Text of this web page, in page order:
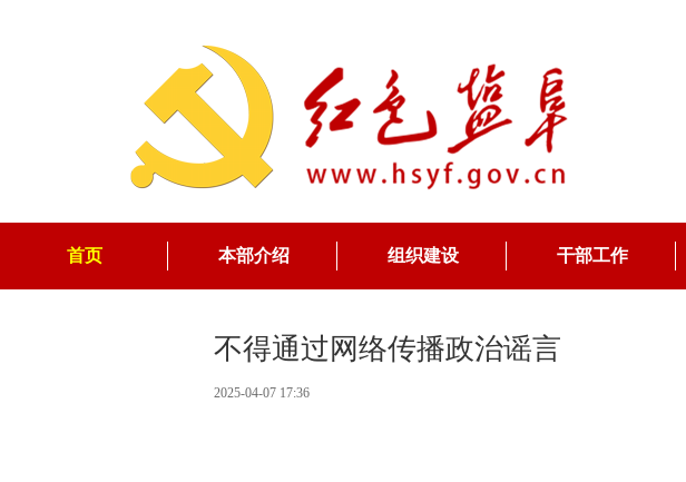
首页 本部介绍 组织建设 干部工作
不得通过网络传播政治谣言
2025-04-07 17:36